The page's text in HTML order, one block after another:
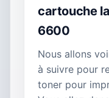
cartouche
6600
Nous allons
à suivre pour
toner pour